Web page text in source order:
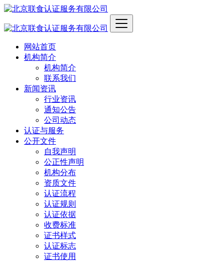
网站首页
机构简介
机构简介
联系我们
新闻资讯
行业资讯
通知公告
公司动态
认证与服务
公开文件
自我声明
公正性声明
机构分布
资质文件
认证流程
认证规则
认证依据
收费标准
证书样式
认证标志
证书使用